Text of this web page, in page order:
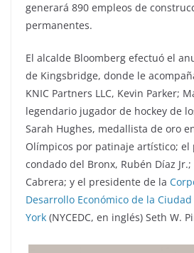
generará 890 empleos de
permanentes.
El alcalde Bloomberg efectuó el
de Kingsbridge, donde le
KNIC Partners LLC, Kevin Parker;
legendario jugador de hockey de
Sarah Hughes, medallista de oro
Olímpicos por patinaje artístico; el
condado del Bronx, Rubén Díaz
Cabrera; y el presidente de la
Desarrollo Económico de la
York (NYCEDC, en inglés) Seth W.